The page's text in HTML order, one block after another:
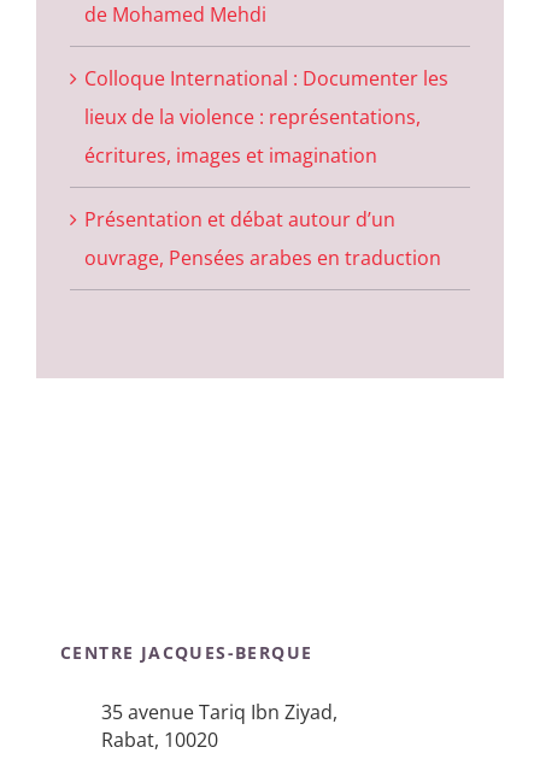
de Mohamed Mehdi
Colloque International : Documenter les
lieux de la violence : représentations,
écritures, images et imagination
Présentation et débat autour d’un
ouvrage, Pensées arabes en traduction
CENTRE JACQUES-BERQUE
35 avenue Tariq Ibn Ziyad,
Rabat, 10020